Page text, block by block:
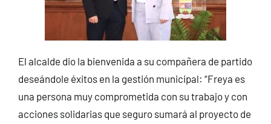
El alcalde dio la bienvenida a su compañera de partido
deseándole éxitos en la gestión municipal: “Freya es
una persona muy comprometida con su trabajo y con
acciones solidarias que seguro sumará al proyecto de